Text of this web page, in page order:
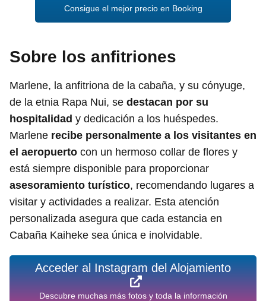
Consigue el mejor precio en Booking
Sobre los anfitriones
Marlene, la anfitriona de la cabaña, y su cónyuge,
de la etnia Rapa Nui, se destacan por su
hospitalidad y dedicación a los huéspedes.
Marlene recibe personalmente a los visitantes en
el aeropuerto con un hermoso collar de flores y
está siempre disponible para proporcionar
asesoramiento turístico, recomendando lugares a
visitar y actividades a realizar. Esta atención
personalizada asegura que cada estancia en
Cabaña Kaiheke sea única e inolvidable.
Acceder al Instagram del Alojamiento
Descubre muchas más fotos y toda la información